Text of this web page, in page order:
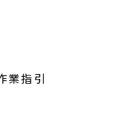
業指引